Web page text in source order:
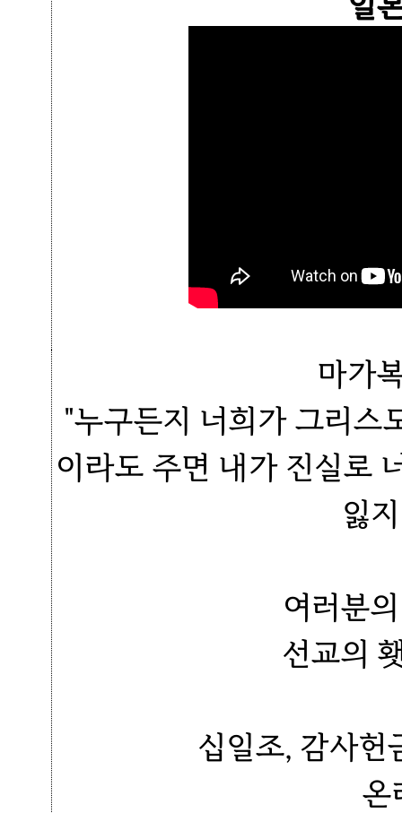
마가
"누구든지 너희가 그리
이라도 주면 내가 진실로
잃
여러분
선교의
십일조, 감사헌
온